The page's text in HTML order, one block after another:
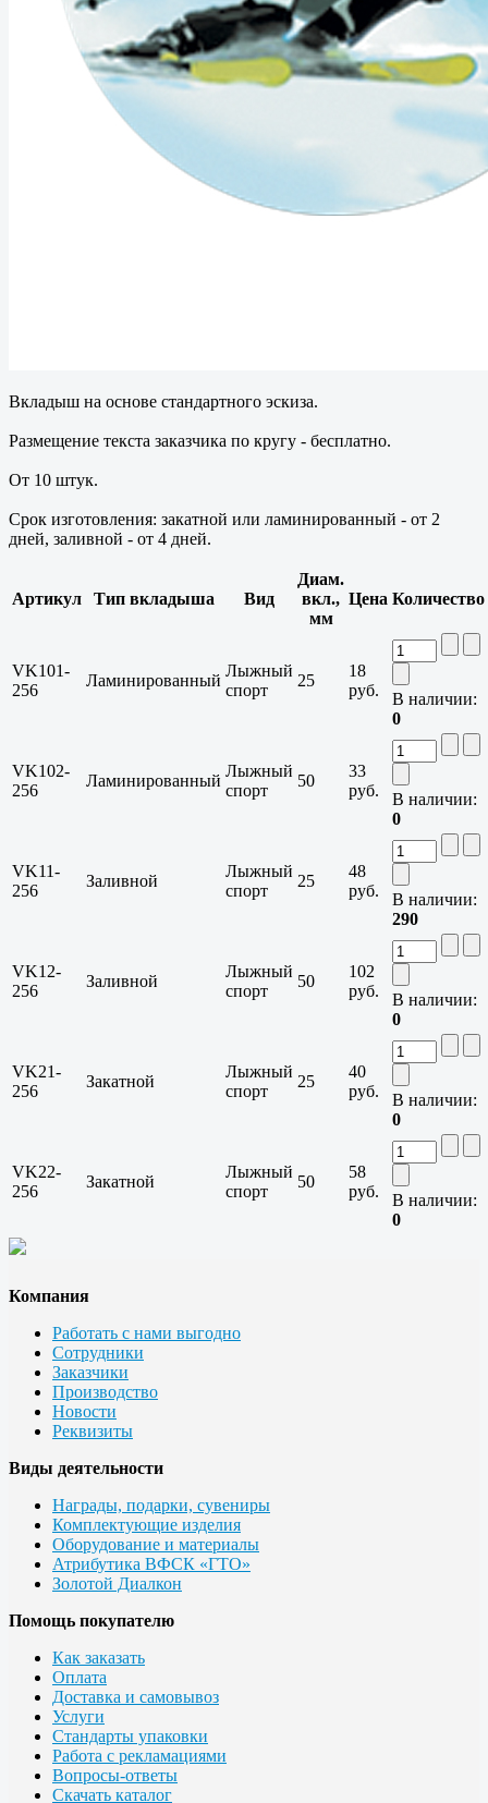
Вкладыш на основе стандартного эскиза.
Размещение текста заказчика по кругу - бесплатно.
От 10 штук.
Срок изготовления: закатной или ламинированный - от 2
дней, заливной - от 4 дней.
Артикул Тип вкладыша Вид
Диам.
вкл.,
мм
Цена Количество
VK101-
256
Ламинированный
Лыжный
спорт
25
18
руб.
В наличии:
0
VK102-
256
Ламинированный
Лыжный
спорт
50
33
руб.
В наличии:
0
VK11-
256
Заливной
Лыжный
спорт
25
48
руб.
В наличии:
290
VK12-
256
Заливной
Лыжный
спорт
50
102
руб.
В наличии:
0
VK21-
256
Закатной
Лыжный
спорт
25
40
руб.
В наличии:
0
VK22-
256
Закатной
Лыжный
спорт
50
58
руб.
В наличии:
0
Компания
Работать с нами выгодно
Сотрудники
Заказчики
Производство
Новости
Реквизиты
Виды деятельности
Награды, подарки, сувениры
Комплектующие изделия
Оборудование и материалы
Атрибутика ВФСК «ГТО»
Золотой Диалкон
Помощь покупателю
Как заказать
Оплата
Доставка и самовывоз
Услуги
Стандарты упаковки
Работа с рекламациями
Вопросы-ответы
Скачать каталог